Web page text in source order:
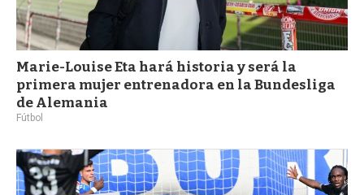
Marie-Louise Eta hará historia y será la
primera mujer entrenadora en la Bundesliga
de Alemania
Fútbol